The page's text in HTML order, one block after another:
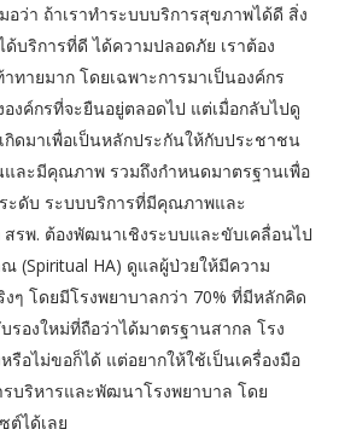
อว่า ถ้าเราทำระบบบริการสุขภาพได้ดี สิ่ง
บริการที่ดี ได้ความปลอดภัย ​เราต้อง
ทายมาก โดยเฉพาะการมาเป็นองค์กร
งค์กรที่จะยืนอยู่ตลอดไป แต่เมื่อกลับไปดู
กิดมาเพื่อเป็นหลักประกันให้กับประชาชน
ละมีคุณภาพ รวมถึงกำหนดมาตรฐานเพื่อ
ะดับ ระบบบริการที่มีคุณภาพและ
รพ. ต้องพัฒนาเชิงระบบและขับเคลื่อนไป
(Spiritual HA) ดูแลผู้ป่วยให้มีความ
ๆ โดยมีโรงพยาบาลกว่า 70% ที่มีหลักคิด
องใหม่ที่ถือว่าได้มาตรฐานสากล โรง
รือไม่ขอก็ได้ แต่อยากให้ใช้เป็นเครื่องมือ
บริหารและพัฒนาโรงพยาบาล โดย
ต์ได้เลย